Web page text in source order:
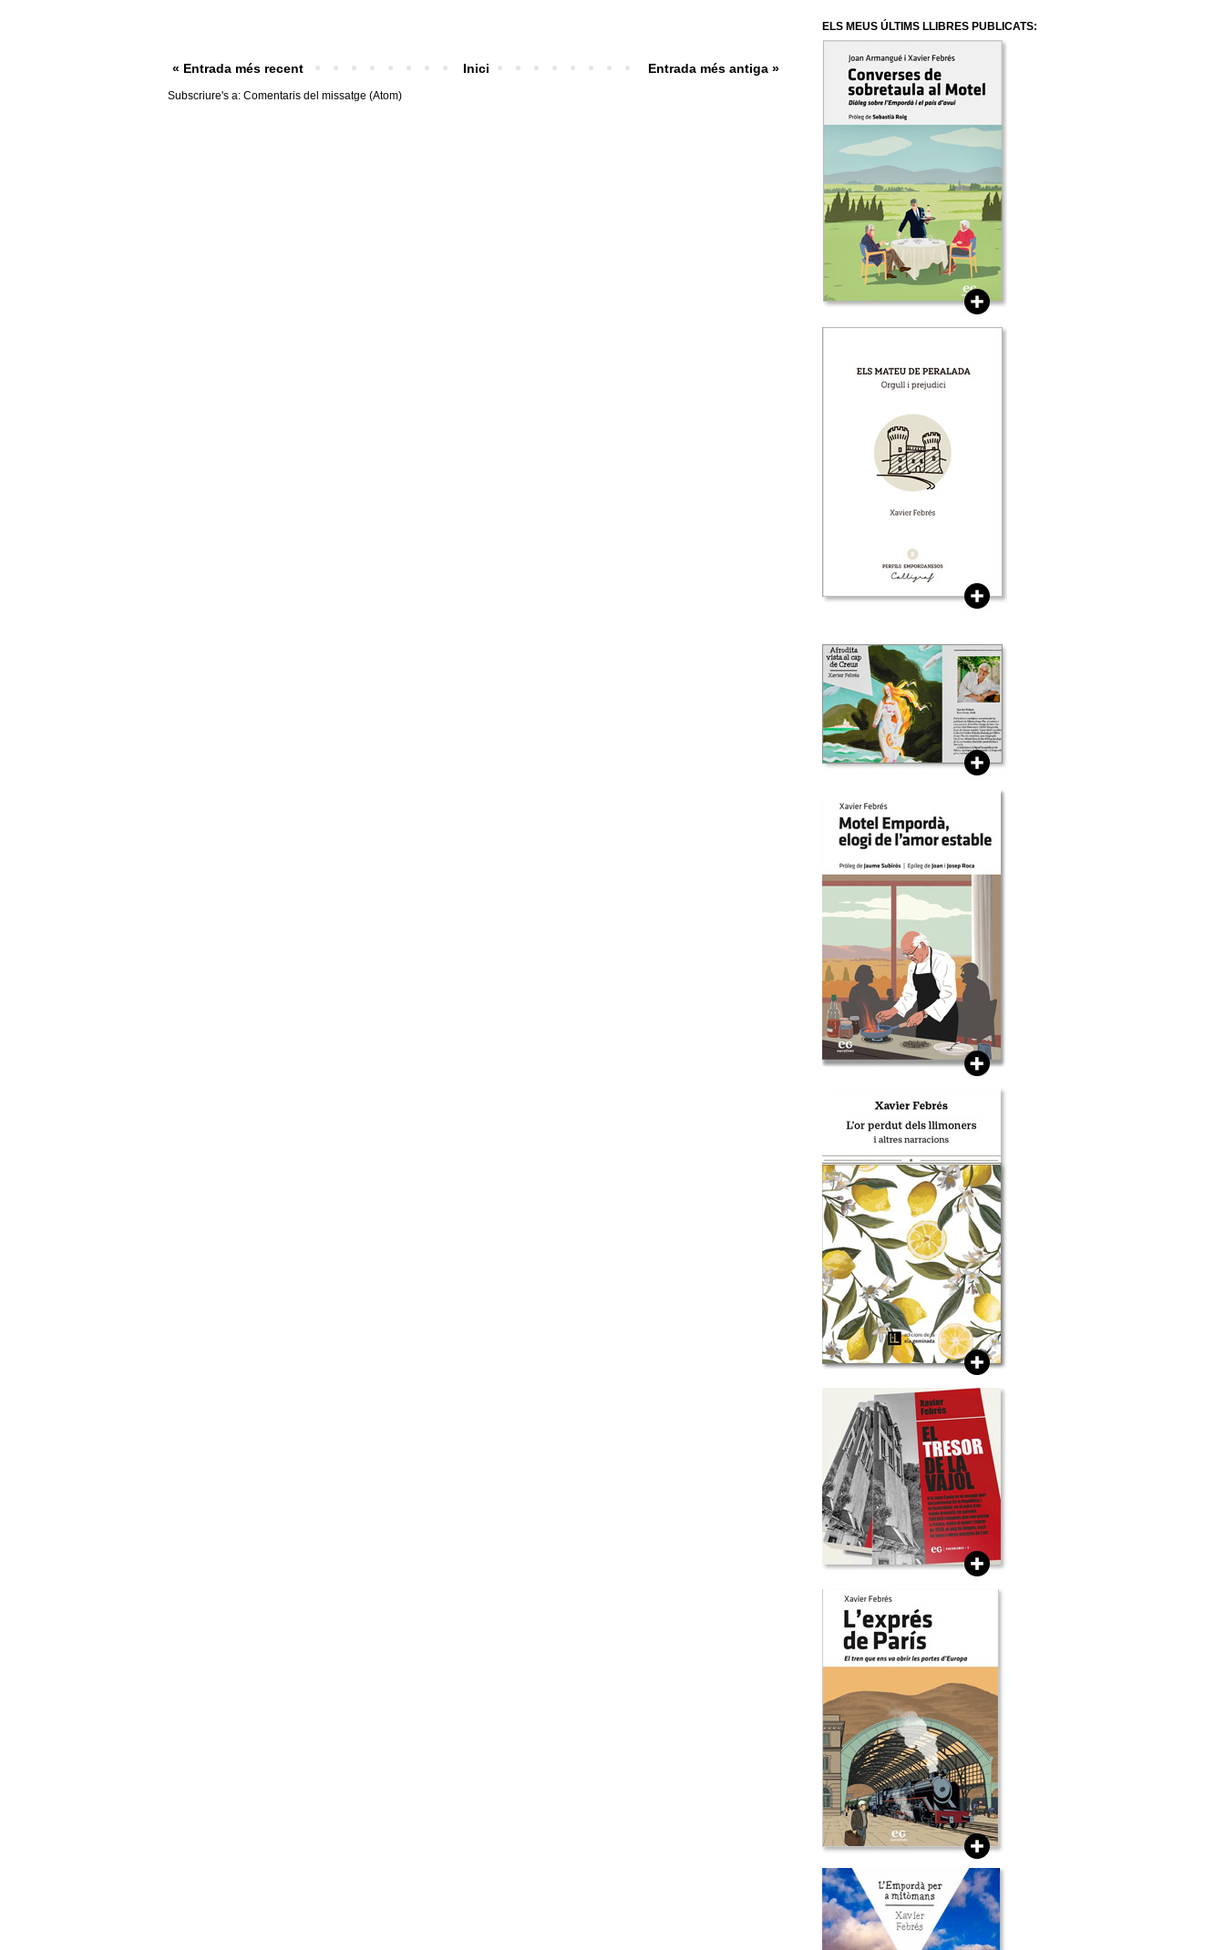
« Entrada més recent Entrada més antiga »
Inici
Subscriure's a: Comentaris del missatge (Atom)
ELS MEUS ÚLTIMS LLIBRES PUBLICATS: